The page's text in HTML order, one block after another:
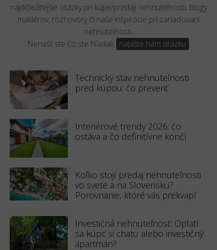
najdôležitejšie otázky pri kúpe/predaji nehnuteľnosti, blogy
maklérov, rozhovory či naše inšpirácie pri zariaďovaní
nehnuteľnosti.
Nenašli ste čo ste hľadali, napíšte nám otázku .
Technický stav nehnuteľnosti
pred kúpou: čo preveriť
Interiérové trendy 2026: čo
ostáva a čo definitívne končí
Koľko stojí predaj nehnuteľnosti
vo svete a na Slovensku?
Porovnanie, ktoré vás prekvapí
Investičná nehnuteľnosť: Oplatí
sa kúpiť si chatu alebo investičný
apartmán?